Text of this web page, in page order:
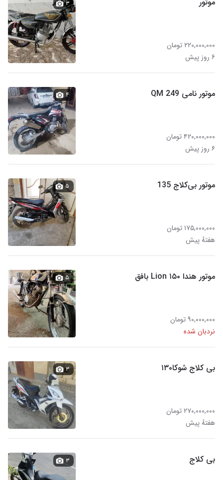
۲۲۰,۰۰۰,۰۰۰ تومان
۶ روز پیش
۳
موتور نامی QM 249
۴۲۰,۰۰۰,۰۰۰ تومان
۶ روز پیش
۴
موتور بی‌کلاج 135
۱۷۵,۰۰۰,۰۰۰ تومان
هفتهٔ پیش
۵
موتور هندا ۱۵۰ Lion بافق
۹۰,۰۰۰,۰۰۰ تومان
نردبان شده
۵
بی کلاج شوکا۱۳۰
۲۷۰,۰۰۰,۰۰۰ تومان
هفتهٔ پیش
۳
بی کلاج ۳